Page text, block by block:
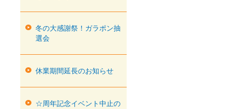
冬の大感謝祭！ガラポン抽
選会
休業期間延長のお知らせ
☆周年記念イベント中止の